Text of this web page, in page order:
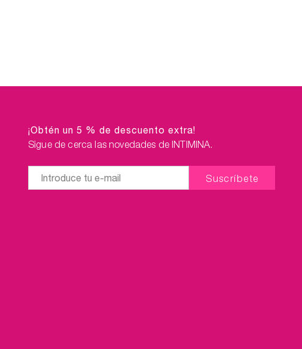
¡Obtén un 5 % de descuento extra!
Sigue de cerca las novedades de INTIMINA.